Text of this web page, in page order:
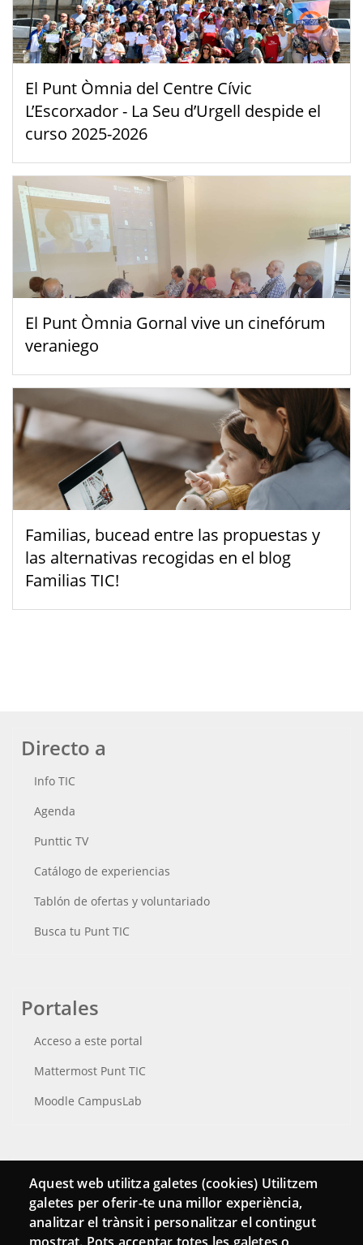
El Punt Òmnia del Centre Cívic
L’Escorxador - La Seu d’Urgell despide el
curso 2025-2026
El Punt Òmnia Gornal vive un cinefórum
veraniego
Familias, bucead entre las propuestas y
las alternativas recogidas en el blog
Familias TIC!
Directo a
Info TIC
Agenda
Punttic TV
Catálogo de experiencias
Tablón de ofertas y voluntariado
Busca tu Punt TIC
Portales
Acceso a este portal
Mattermost Punt TIC
Moodle CampusLab
Conecta
Contacto
Hemeroteca
Aquest web utilitza galetes (cookies) Utilitzem
galetes per oferir-te una millor experiència,
analitzar el trànsit i personalitzar el contingut